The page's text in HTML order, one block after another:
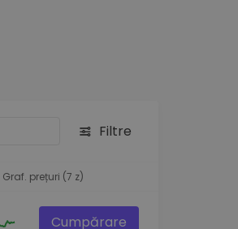
Filtre
Graf. prețuri (7 z)
Cumpărare